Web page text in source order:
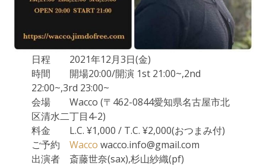
日程 2021年12月3日(金)
時間 開場20:00/開演 1st 21:00~,2nd
22:00~,3rd 23:00~
会場 Wacco (〒462-0844愛知県名古屋市北
区清水二丁目4-2)
料金 L.C. ¥1,000 / T.C. ¥2,000(おつまみ付)
ご予約 Wacco wacco.info@gmail.com
出演者 斎藤世奈(sax),杉山紗織(pf)